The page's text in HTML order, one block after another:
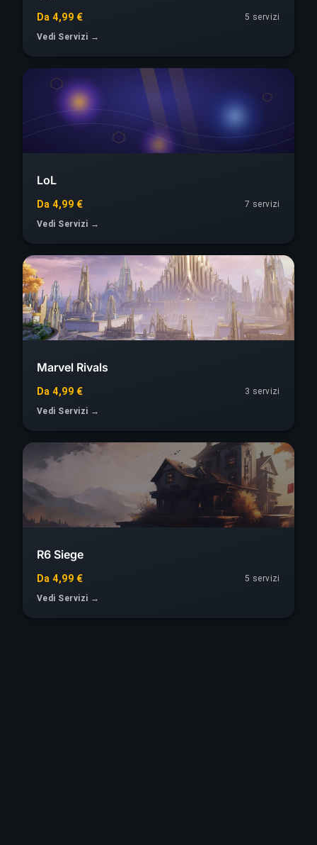
Da 4,99 €
5 servizi
Vedi Servizi →
LoL
Da 4,99 €
7 servizi
Vedi Servizi →
Marvel Rivals
Da 4,99 €
3 servizi
Vedi Servizi →
R6 Siege
Da 4,99 €
5 servizi
Vedi Servizi →